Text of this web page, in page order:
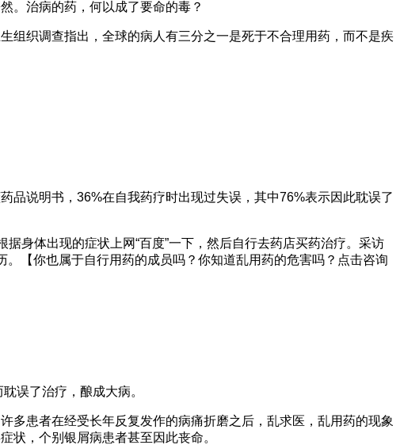
。治病的药，何以成了要命的毒？
组织调查指出，全球的病人有三分之一是死于不合理用药，而不是疾
品说明书，36%在自我药疗时出现过失误，其中76%表示因此耽误了
身体出现的症状上网“百度”一下，然后自行去药店买药治疗。采访
【你也属于自行用药的成员吗？你知道乱用药的危害吗？点击咨询
误了治疗，酿成大病。
多患者在经受长年反复发作的病痛折磨之后，乱求医，乱用药的现象
状，个别银屑病患者甚至因此丧命。